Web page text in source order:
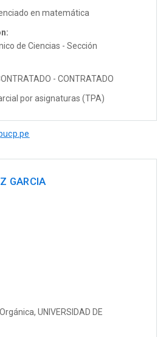
en matemática
de Ciencias - Sección
- CONTRATADO
por asignaturas (TPA)
GARCIA
UNIVERSIDAD DE